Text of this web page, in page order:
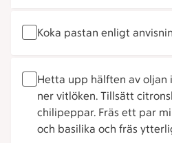
Koka pastan enligt
Hetta upp hälften av oljan
ner vitlöken. Tillsätt
chilipeppar. Fräs ett par
och basilika och fräs